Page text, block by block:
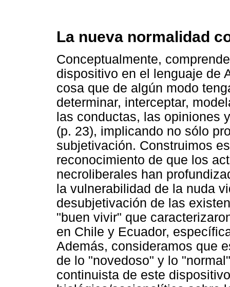
La nueva normalidad
Conceptualmente,
dispositivo en el lenguaje de
cosa que de algún modo
determinar, interceptar,
las conductas, las opiniones
(p. 23), implicando no sólo
subjetivación. Construimos
reconocimiento de que los
necroliberales han
la vulnerabilidad de la nuda
desubjetivación de las
"buen vivir" que
en Chile y Ecuador,
Además, consideramos que
de lo "novedoso" y lo
continuista de este